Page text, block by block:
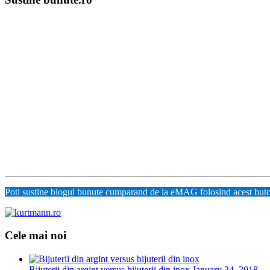
Poti sustine blogul bunute cumparand de la eMAG folosind acest
Cele mai noi